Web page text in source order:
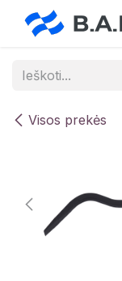
Skip to Content
Visos prekės